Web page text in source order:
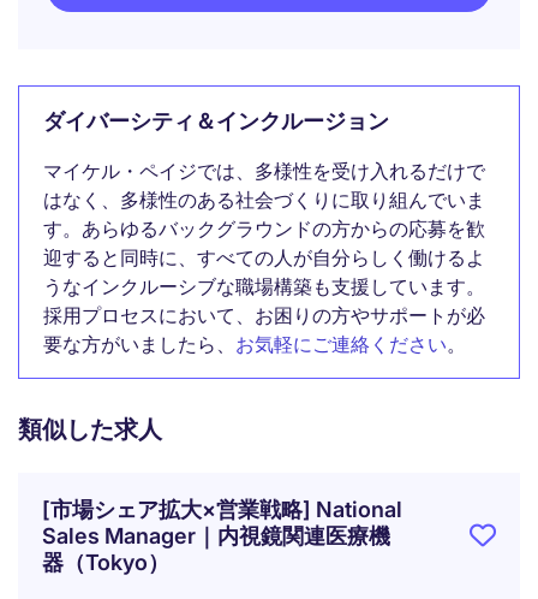
ダイバーシティ＆インクルージョン
マイケル・ペイジでは、多様性を受け入れるだけで
はなく、多様性のある社会づくりに取り組んでいま
す。あらゆるバックグラウンドの方からの応募を歓
迎すると同時に、すべての人が自分らしく働けるよ
うなインクルーシブな職場構築も支援しています。
採用プロセスにおいて、お困りの方やサポートが必
要な方がいましたら、 お気軽にご連絡ください。
類似した求人
[市場シェア拡大×営業戦略] National
Sales Manager｜内視鏡関連医療機
器（Tokyo）